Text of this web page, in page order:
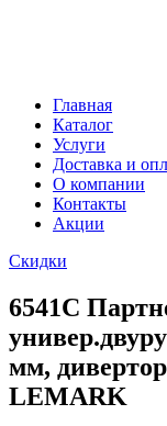
Главная
Каталог
Услуги
Доставка и
О компании
Контакты
Акции
Скидки
6541C
мм,
LEMARK